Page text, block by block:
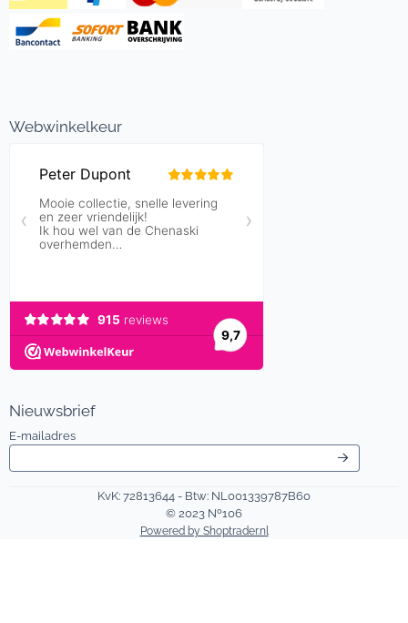
Webwinkelkeur
Nieuwsbrief
E-mailadresVul je e-mailadres in voor de nieuwsbrief
KvK: 72813644 - Btw: NL001339787B60
© 2023 Nº106
Powered by Shoptrader.nl